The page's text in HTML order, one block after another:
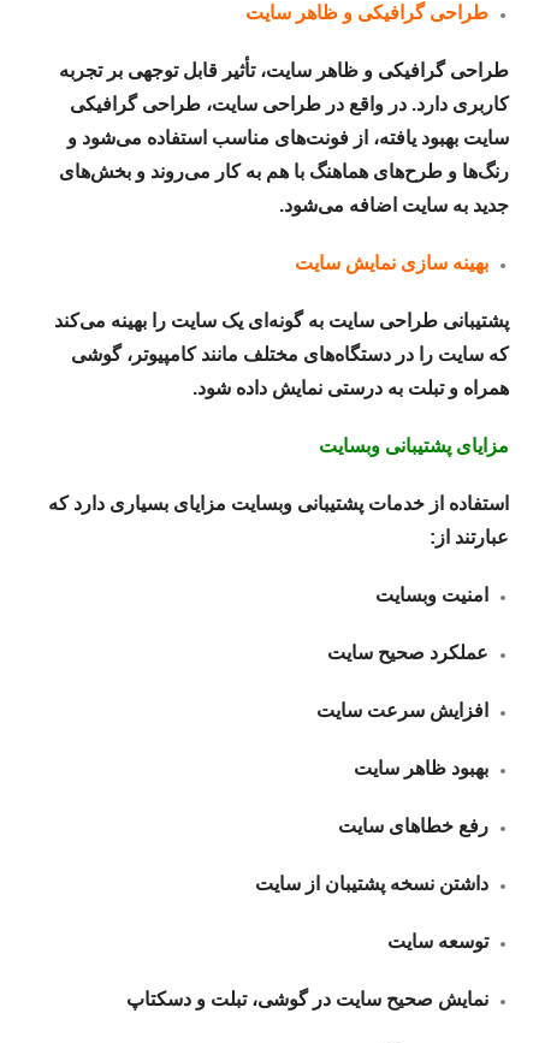
طراحی گرافیکی و ظاهر سایت
طراحی گرافیکی و ظاهر سایت، تأثیر قابل توجهی بر تجربه
کاربری دارد. در واقع در طراحی سایت، طراحی گرافیکی
سایت بهبود یافته، از فونت‌های مناسب استفاده می‌شود و
رنگ‌ها و طرح‌های هماهنگ با هم به کار می‌روند و بخش‌های
جدید به سایت اضافه می‌شود.
بهینه سازی نمایش سایت
پشتیبانی طراحی سایت به گونه‌ای یک سایت را بهینه می‌کند
که سایت را در دستگاه‌های مختلف مانند کامپیوتر، گوشی
همراه و تبلت به درستی نمایش داده شود.
مزایای پشتیبانی وبسایت
استفاده از خدمات پشتیبانی وبسایت مزایای بسیاری دارد که
عبارتند از:
امنیت وبسایت
عملکرد صحیح سایت
افزایش سرعت سایت
بهبود ظاهر سایت
رفع خطاهای سایت
داشتن نسخه پشتیبان از سایت
توسعه سایت
نمایش صحیح سایت در گوشی، تبلت و دسکتاپ